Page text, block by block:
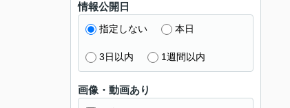
情報公開日
指定しない 本日
3日以内 1週間以内
画像・動画あり